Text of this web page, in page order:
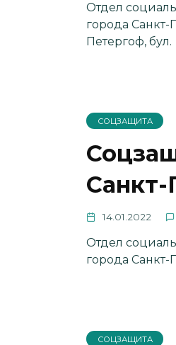
Отдел
города Санкт-
Петергоф, бул.
СОЦЗАЩИТА
Санкт-
14.01.2022
Отдел
города Санкт-
СОЦЗАЩИТА